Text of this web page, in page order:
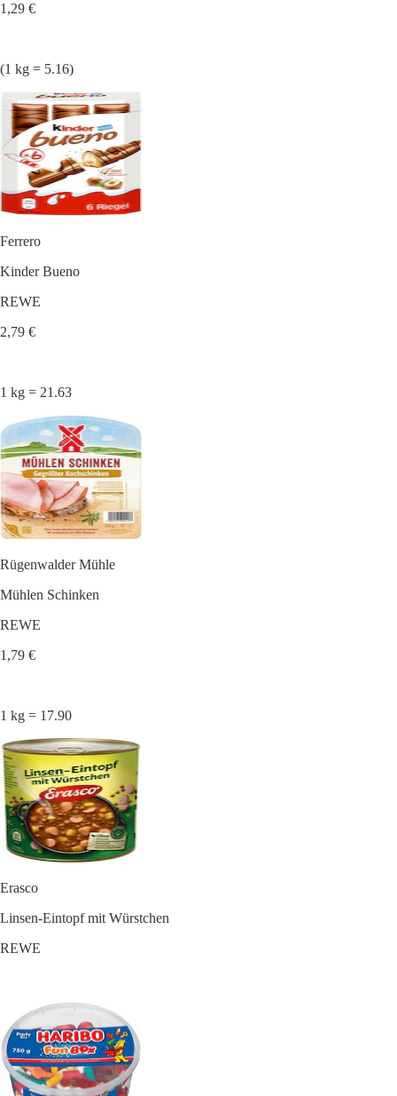
1,29 €
(1 kg = 5.16)
Ferrero
Kinder Bueno
REWE
2,79 €
1 kg = 21.63
Rügenwalder Mühle
Mühlen Schinken
REWE
1,79 €
1 kg = 17.90
Erasco
Linsen-Eintopf mit Würstchen
REWE